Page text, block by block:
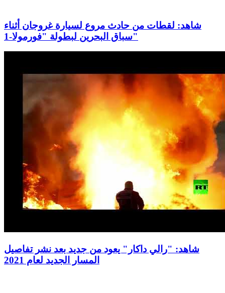
شاهد: لقطات من حادث مروع لسيارة غروجان أثناء
سباق البحرين لبطولة "فورمولا-1"
شاهد: "رالي داكار" يعود من جديد بعد نشر تفاصيل
المسار الجديد لعام 2021